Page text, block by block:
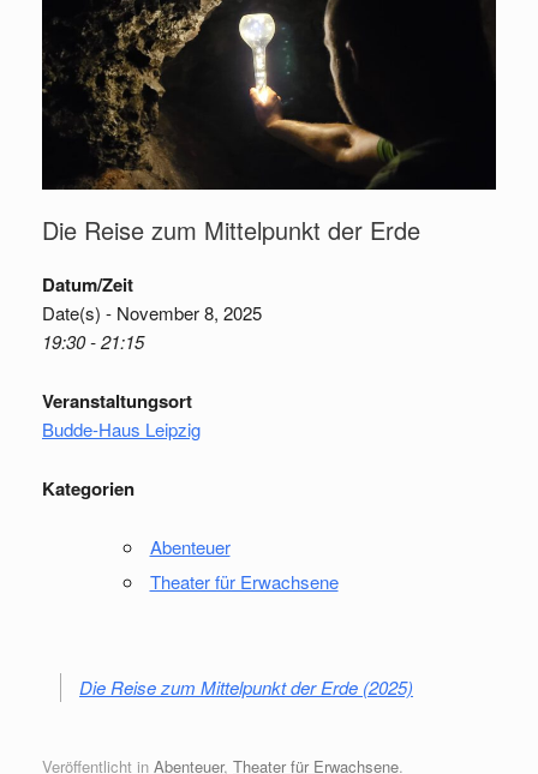
Die Reise zum Mittelpunkt der Erde
Datum/Zeit
Date(s) - November 8, 2025
19:30 - 21:15
Veranstaltungsort
Budde-Haus Leipzig
Kategorien
Abenteuer
Theater für Erwachsene
Die Reise zum Mittelpunkt der Erde (2025)
Veröffentlicht in Abenteuer, Theater für Erwachsene.